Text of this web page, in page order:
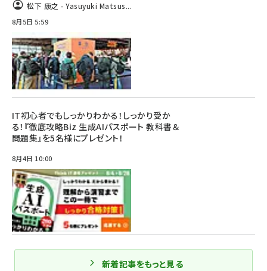
松下 康之 - Yasuyuki Matsus...
8月5日 5:59
IT初心者でもしっかりわかる！しっかり受か
る！『徹底攻略Biz 生成AIパスポート 教科書＆
問題集』を5名様にプレゼント！
8月4日 10:00
新着記事をもっと見る